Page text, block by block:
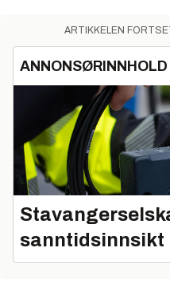
umiddelbare følelse er
utskifting, sier Kålås.
ARTIKKELEN
ANNONSØRINNHOLD
sanntidsinnsikt